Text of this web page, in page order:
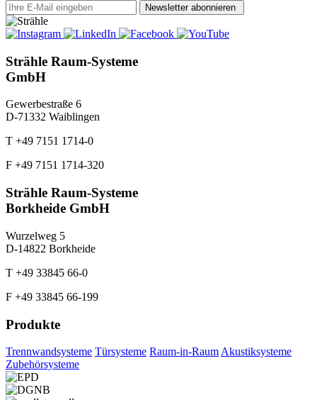
Newsletter abonnieren
Strähle Raum-Systeme
GmbH
Gewerbestraße 6
D-71332 Waiblingen
T +49 7151 1714-0
F +49 7151 1714-320
Strähle Raum-Systeme
Borkheide GmbH
Wurzelweg 5
D-14822 Borkheide
T +49 33845 66-0
F +49 33845 66-199
Produkte
Trennwandsysteme Türsysteme Raum-in-Raum Akustiksysteme
Zubehörsysteme